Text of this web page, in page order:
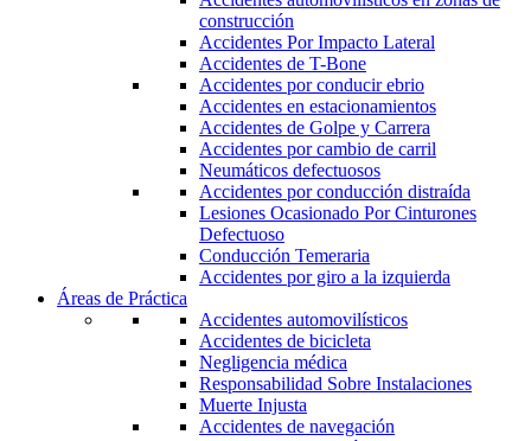
construcción
Accidentes Por Impacto Lateral
Accidentes de T-Bone
Accidentes por conducir ebrio
Accidentes en estacionamientos
Accidentes de Golpe y Carrera
Accidentes por cambio de carril
Neumáticos defectuosos
Accidentes por conducción distraída
Lesiones Ocasionado Por Cinturones
Defectuoso
Conducción Temeraria
Accidentes por giro a la izquierda
Áreas de Práctica
Accidentes automovilísticos
Accidentes de bicicleta
Negligencia médica
Responsabilidad Sobre Instalaciones
Muerte Injusta
Accidentes de navegación